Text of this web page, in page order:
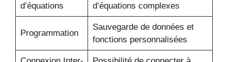
d’équations
d’équations complexes
Programmation
Sauvegarde de données et
fonctions personnalisées